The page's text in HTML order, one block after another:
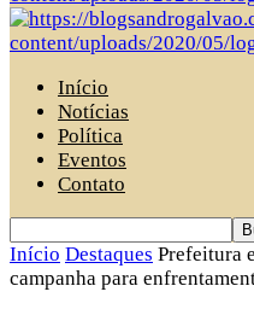
Início
Notícias
Política
Eventos
Contato
Início Destaques Prefeitura
campanha para